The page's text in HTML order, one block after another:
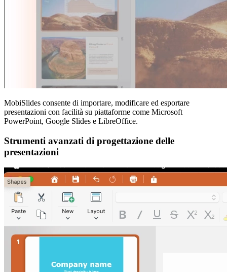
MobiSlides consente di importare, modificare ed esportare
presentazioni con facilità su piattaforme come Microsoft
PowerPoint, Google Slides e LibreOffice.
Strumenti avanzati di progettazione delle
presentazioni